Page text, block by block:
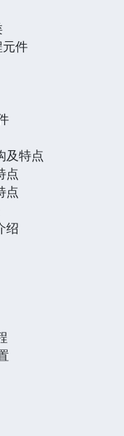
件
及特点
点
点
绍